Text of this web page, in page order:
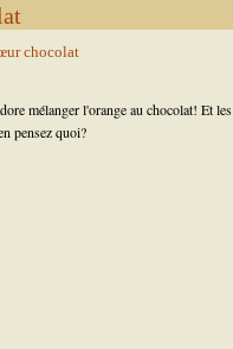
mélanger l'orange au chocolat! Et les
pensez quoi?